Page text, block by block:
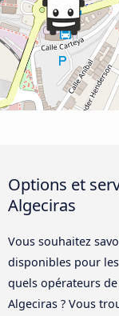
Options et
Algeciras
Vous souhaitez
disponibles pour
quels opérateurs
Algeciras ? Vous